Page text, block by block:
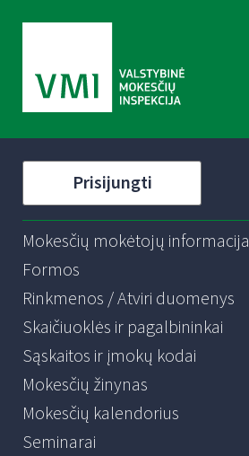
Prisijungti
Mokesčių mokėtojų informacija
Formos
Rinkmenos / Atviri duomenys
Skaičiuoklės ir pagalbininkai
Sąskaitos ir įmokų kodai
Mokesčių žinynas
Mokesčių kalendorius
Seminarai